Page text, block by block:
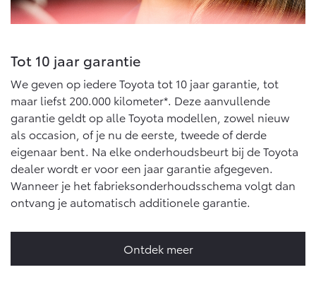
Tot 10 jaar garantie
We geven op iedere Toyota tot 10 jaar garantie, tot
maar liefst 200.000 kilometer*. Deze aanvullende
garantie geldt op alle Toyota modellen, zowel nieuw
als occasion, of je nu de eerste, tweede of derde
eigenaar bent. Na elke onderhoudsbeurt bij de Toyota
dealer wordt er voor een jaar garantie afgegeven.
Wanneer je het fabrieksonderhoudsschema volgt dan
ontvang je automatisch additionele garantie.
Ontdek meer